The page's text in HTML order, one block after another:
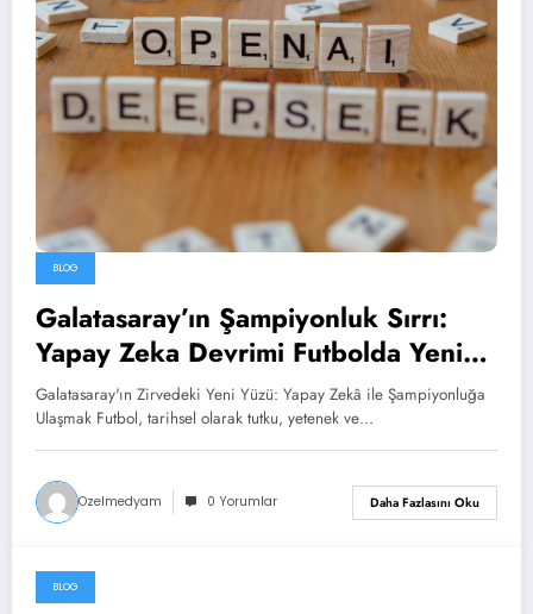
BLOG
Galatasaray’ın Şampiyonluk Sırrı:
Yapay Zeka Devrimi Futbolda Yeni
Bir Çağ Başlatıyor!
Galatasaray'ın Zirvedeki Yeni Yüzü: Yapay Zekâ ile Şampiyonluğa
Ulaşmak Futbol, tarihsel olarak tutku, yetenek ve…
Ozelmedyam 0 Yorumlar Daha Fazlasını Oku
Aralık 7, 2025
BLOG